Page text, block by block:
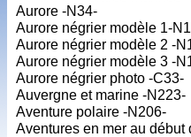
Aurore -N34-
Aurore négrier modèle 1-
Aurore négrier modèle 2 -
Aurore négrier modèle 3 -
Aurore négrier photo -C33-
Auvergne et marine -N223-
Aventure polaire -N206-
Aventures en mer au début